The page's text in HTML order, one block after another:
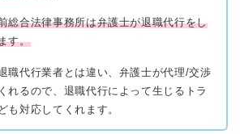
総合法律事務所は弁護士が退職代行をし
す。
職代行業者とは違い、弁護士が代理/交渉
れるので、退職代行によって生じるトラ
も対応してくれます。